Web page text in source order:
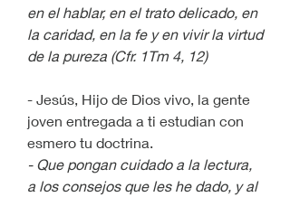
en el hablar, en el trato delicado, en
la caridad, en la fe y en vivir la virtud
de la pureza (Cfr. 1Tm 4, 12)
- Jesús, Hijo de Dios vivo, la gente
joven entregada a ti estudian con
esmero tu doctrina.
- Que pongan cuidado a la lectura,
a los consejos que les he dado, y al